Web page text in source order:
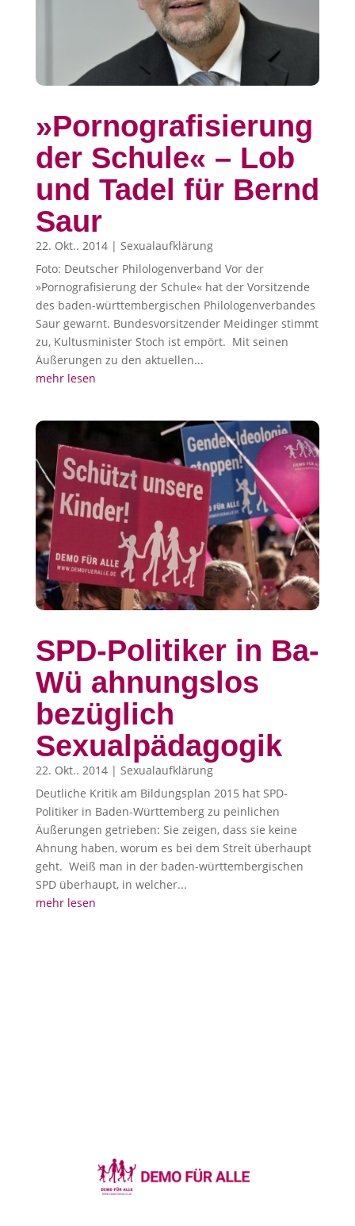
»Pornografisierung
der Schule« – Lob
und Tadel für Bernd
Saur
22. Okt.. 2014| Sexualaufklärung
Foto: Deutscher Philologenverband Vor der
»Pornografisierung der Schule« hat der Vorsitzende
des baden-württembergischen Philologenverbandes
Saur gewarnt. Bundesvorsitzender Meidinger stimmt
zu, Kultusminister Stoch ist empört. Mit seinen
Äußerungen zu den aktuellen...
mehr lesen
SPD-Politiker in Ba-
Wü ahnungslos
bezüglich
Sexualpädagogik
22. Okt.. 2014| Sexualaufklärung
Deutliche Kritik am Bildungsplan 2015 hat SPD-
Politiker in Baden-Württemberg zu peinlichen
Äußerungen getrieben: Sie zeigen, dass sie keine
Ahnung haben, worum es bei dem Streit überhaupt
geht. Weiß man in der baden-württembergischen
SPD überhaupt, in welcher...
mehr lesen